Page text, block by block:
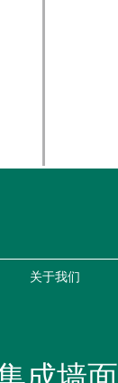
关于我们